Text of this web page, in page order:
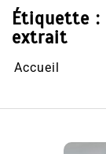
Étiquette :
extrait
Accueil